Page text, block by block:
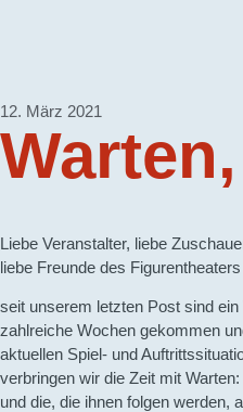
12. März 2021
Liebe Veranstalter, liebe
liebe Freunde des
seit unserem letzten Post sind
zahlreiche Wochen gekommen
aktuellen Spiel- und
verbringen wir die Zeit mit
und die, die ihnen folgen werden,